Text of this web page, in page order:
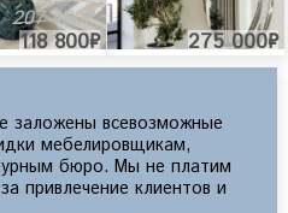
207 400₽
118 800₽ 275 000₽
заложены всевозможные
мебелировщикам,
бюро. Мы не платим
привлечение клиентов и